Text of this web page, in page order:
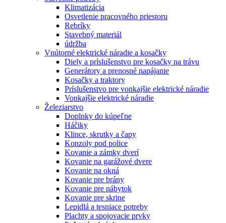
Klimatizácia
Osvetlenie pracovného priestoru
Rebríky
Stavebný materiál
údržba
Vnútorné elektrické náradie a kosačky
Diely a príslušenstvo pre kosačky na trávu
Generátory a prenosné napájanie
Kosačky a traktory
Príslušenstvo pre vonkajšie elektrické náradie
Vonkajšie elektrické náradie
Železiarstvo
Doplnky do kúpeľne
Háčiky
Klince, skrutky a čapy
Konzoly pod police
Kovanie a zámky dverí
Kovanie na garážové dvere
Kovanie na okná
Kovanie pre brány
Kovanie pre nábytok
Kovanie pre skrine
Lepidlá a tesniace potreby
Plachty a spojovacie prvky